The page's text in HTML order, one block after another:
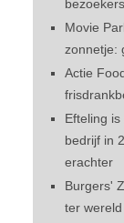
Movie
zonnetje:
Actie
Efteling
bedrijf in
erachter
Burgers'
ter wereld